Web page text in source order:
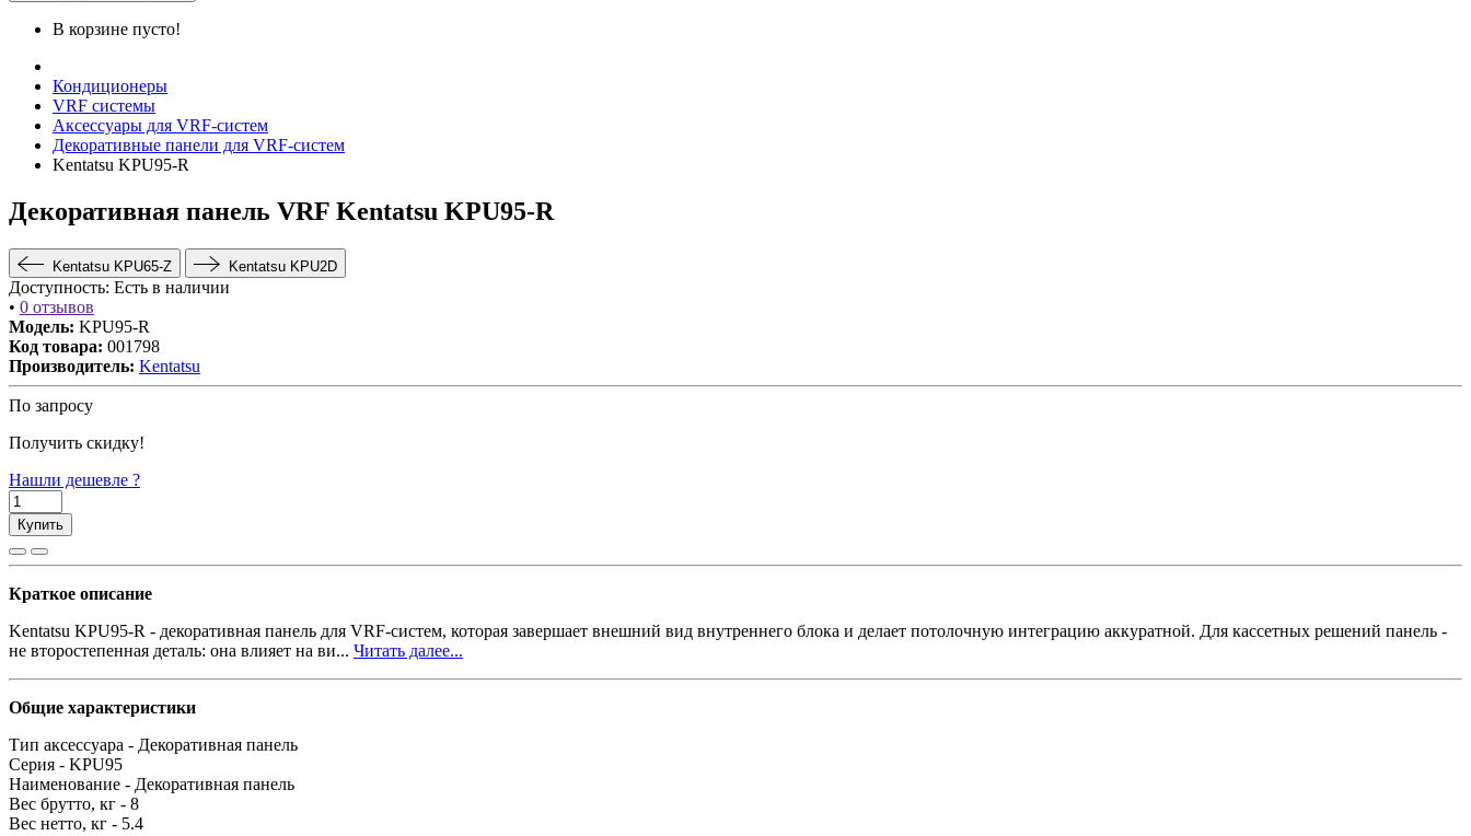
В корзине пусто!
Кондиционеры
VRF системы
Аксессуары для VRF-систем
Декоративные панели для VRF-систем
Kentatsu KPU95-R
Декоративная панель VRF Kentatsu KPU95-R
Kentatsu KPU65-Z Kentatsu KPU2D
Доступность: Есть в наличии
• 0 отзывов
Модель: KPU95-R
Код товара: 001798
Производитель: Kentatsu
По запросу
Получить скидку!
Нашли дешевле ?
Купить
Краткое описание
Kentatsu KPU95-R - декоративная панель для VRF-систем, которая завершает внешний вид внутреннего блока и делает потолочную интеграцию аккуратной. Для кассетных решений панель -
не второстепенная деталь: она влияет на ви... Читать далее...
Общие характеристики
Тип аксессуара - Декоративная панель
Серия - KPU95
Наименование - Декоративная панель
Вес брутто, кг - 8
Вес нетто, кг - 5.4